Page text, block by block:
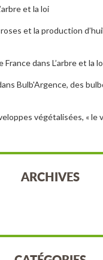
et la loi
et la production
Francedans L’arbre et la
Bulb'Argence, des
végétalisées, « le
ARCHIVES